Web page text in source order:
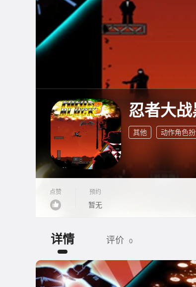
忍者大
其他 动作角色
点赞 预约
暂无
详情 评价 0